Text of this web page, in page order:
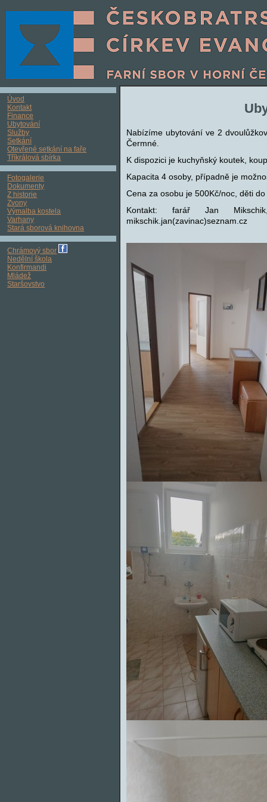
Úvod
Kontakt
Finance
Ubytování
Služby
Setkání
Otevřené setkání na faře
Tříkrálová sbírka
Fotogalerie
Dokumenty
Z historie
Zvony
Výmalba kostela
Varhany
Stará sborová knihovna
Chrámový sbor
Nedělní škola
Konfirmandi
Mládež
Staršovstvo
Nabízíme ubytování ve 2
Čermné.
K dispozici je kuchyňský koutek,
Kapacita 4 osoby, případně je
Cena za osobu je 500Kč/noc, děti
Kontakt: farář Jan
mikschik.jan(zavinac)seznam.cz